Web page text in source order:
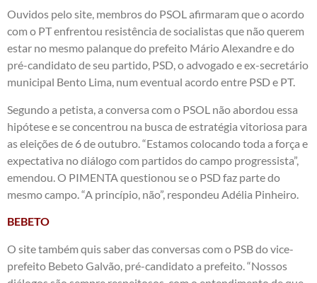
Ouvidos pelo site, membros do PSOL afirmaram que o acordo
com o PT enfrentou resistência de socialistas que não querem
estar no mesmo palanque do prefeito Mário Alexandre e do
pré-candidato de seu partido, PSD, o advogado e ex-secretário
municipal Bento Lima, num eventual acordo entre PSD e PT.
Segundo a petista, a conversa com o PSOL não abordou essa
hipótese e se concentrou na busca de estratégia vitoriosa para
as eleições de 6 de outubro. “Estamos colocando toda a força e
expectativa no diálogo com partidos do campo progressista”,
emendou. O PIMENTA questionou se o PSD faz parte do
mesmo campo. “A princípio, não”, respondeu Adélia Pinheiro.
BEBETO
O site também quis saber das conversas com o PSB do vice-
prefeito Bebeto Galvão, pré-candidato a prefeito. “Nossos